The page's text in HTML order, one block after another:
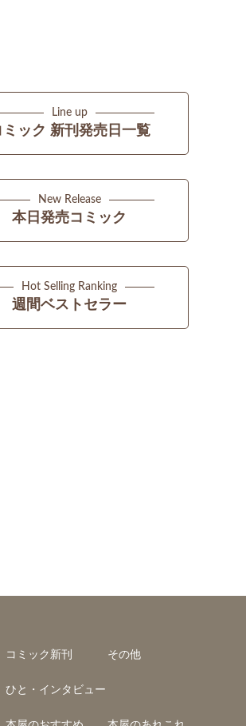
Line up
ミック 新刊発売日一覧
New Release
本日発売コミック
Hot Selling Ranking
週間ベストセラー
コミック新刊 その他
ひと・インタビュー